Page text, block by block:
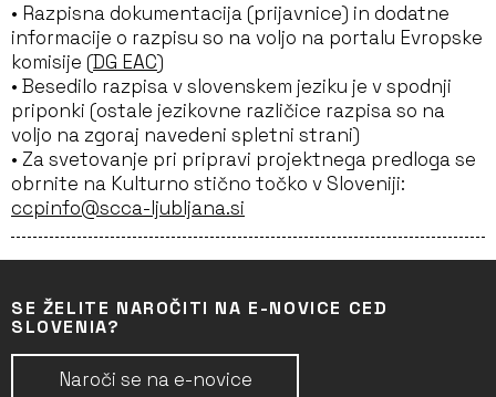
• Razpisna dokumentacija (prijavnice) in dodatne
informacije o razpisu so na voljo na portalu Evropske
komisije (DG EAC)
• Besedilo razpisa v slovenskem jeziku je v spodnji
priponki (ostale jezikovne različice razpisa so na
voljo na zgoraj navedeni spletni strani)
• Za svetovanje pri pripravi projektnega predloga se
obrnite na Kulturno stično točko v Sloveniji:
ccpinfo@scca-ljubljana.si
SE ŽELITE NAROČITI NA E-NOVICE CED
SLOVENIA?
Naroči se na e-novice